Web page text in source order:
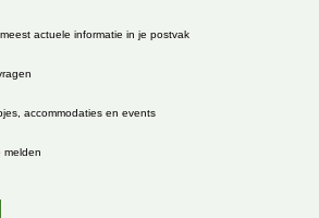
actuele informatie in je postvak
accommodaties en events
melden